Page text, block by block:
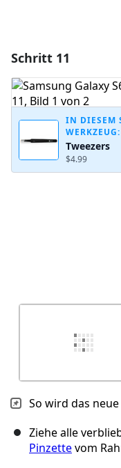
Kommentar
Schritt 11
IN DIESEM
WERKZEUG:
Tweezers
$4.99
So wird das
Ziehe alle
Pinzettevom